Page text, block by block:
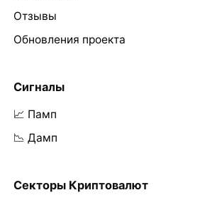
Отзывы
Обновления проекта
Сигналы
📈 Памп
📉 Дамп
Секторы Криптовалют